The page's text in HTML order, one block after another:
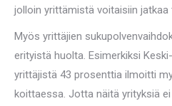
jolloin yrittämistä voitaisiin
Myös yrittäjien
erityistä huolta. Esimerkiksi
yrittäjistä 43 prosenttia ilmoitti
koittaessa. Jotta näitä yrityksiä